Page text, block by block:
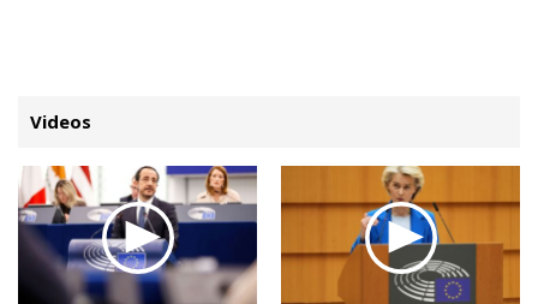
ΚΑΤΗΓΟΡΙΕΣ ΣΥΝΔΕΣΗ
Κύπρος
Παιδεία
Απόψεις
Αρθρογραφία
Videos